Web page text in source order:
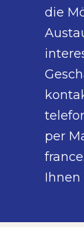
die
per
Ihnen